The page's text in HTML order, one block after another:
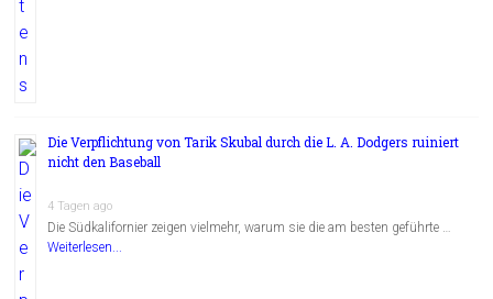
Die Verpflichtung von Tarik Skubal durch die L. A. Dodgers ruiniert
nicht den Baseball
4 Tagen ago
Die Südkalifornier zeigen vielmehr, warum sie die am besten geführte …
Weiterlesen...